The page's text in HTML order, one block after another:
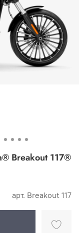
арт. Breakout 117
Breakout 117®